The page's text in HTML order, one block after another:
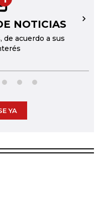
NOTICIAS
de acuerdo a sus
→
YA